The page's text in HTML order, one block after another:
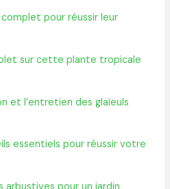
pour réussir leur
sur cette plante tropicale
et l’entretien des glaïeuls
essentiels pour réussir votre